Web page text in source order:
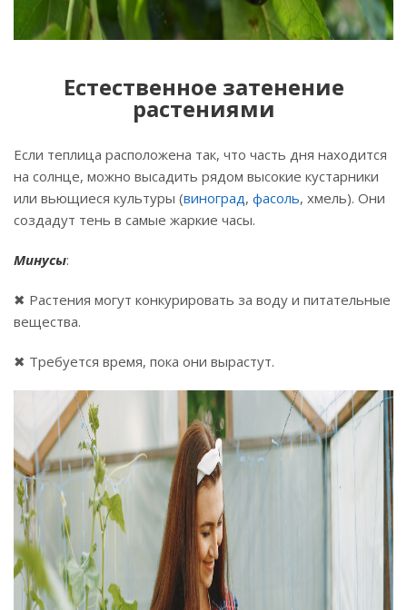
Естественное затенение
растениями
Если теплица расположена так, что часть дня находится
на солнце, можно высадить рядом высокие кустарники
или вьющиеся культуры (виноград, фасоль, хмель). Они
создадут тень в самые жаркие часы.
Минусы:
✖ Растения могут конкурировать за воду и питательные
вещества.
✖ Требуется время, пока они вырастут.